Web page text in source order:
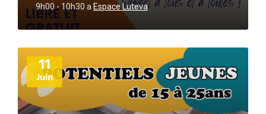
9h00 - 10h30 a Espace Luteva
11
Juin
Plus
d'informations